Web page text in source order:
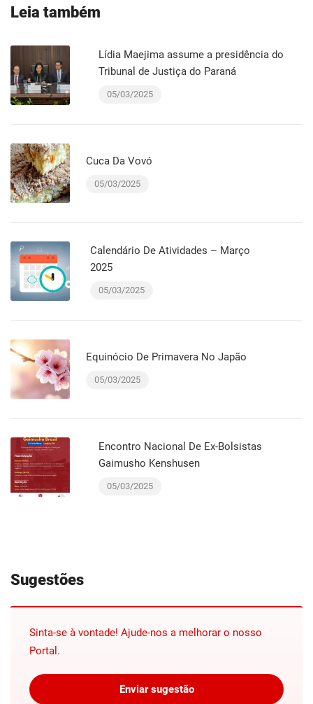
Leia também
Lídia Maejima assume a presidência do
Tribunal de Justiça do Paraná
05/03/2025
Cuca Da Vovó
05/03/2025
Calendário De Atividades – Março
2025
05/03/2025
Equinócio De Primavera No Japão
05/03/2025
Encontro Nacional De Ex-Bolsistas
Gaimusho Kenshusen
05/03/2025
Sugestões
Sinta-se à vontade! Ajude-nos a melhorar o nosso
Portal.
Enviar sugestão